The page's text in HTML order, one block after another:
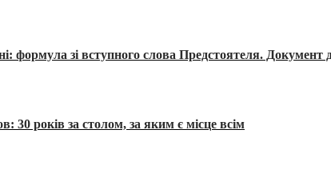
формула зі вступного слова Предстоятеля. Документ
30 років за столом, за яким є місце всім